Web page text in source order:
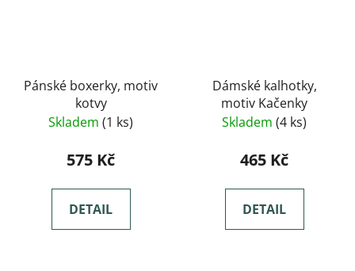
Pánské boxerky, motiv
kotvy
Skladem (1 ks)
575 Kč
DETAIL
Dámské kalhotky,
motiv Kačenky
Skladem (4 ks)
465 Kč
DETAIL